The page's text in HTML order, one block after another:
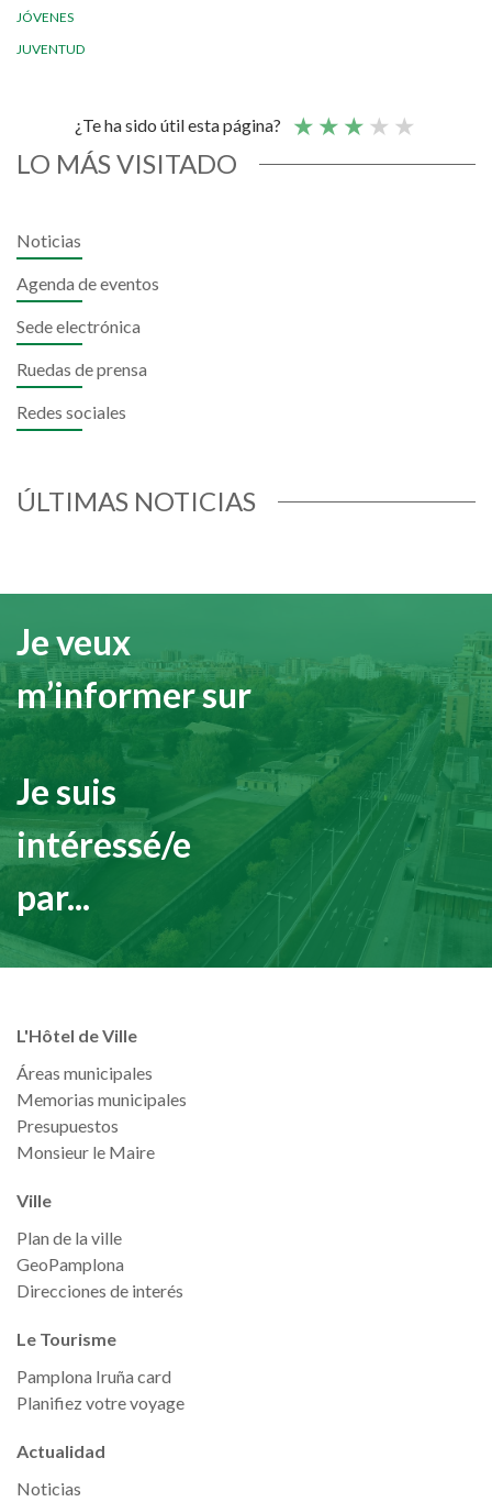
JÓVENES
JUVENTUD
¿Te ha sido útil esta página?
LO MÁS VISITADO
Noticias
Agenda de eventos
Sede electrónica
Ruedas de prensa
Redes sociales
ÚLTIMAS NOTICIAS
Je veux
m’informer sur
Je suis
intéressé/e
par...
L'Hôtel de Ville
Áreas municipales
Memorias municipales
Presupuestos
Monsieur le Maire
Ville
Plan de la ville
GeoPamplona
Direcciones de interés
Le Tourisme
Pamplona Iruña card
Planifiez votre voyage
Actualidad
Noticias